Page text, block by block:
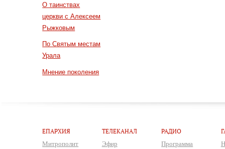
О таинствах
церкви с Алексеем
Рыжковым
По Святым местам
Урала
Мнение поколения
ЕПАРХИЯ
Митрополит
ТЕЛЕКАНАЛ
Эфир
РАДИО
Программа